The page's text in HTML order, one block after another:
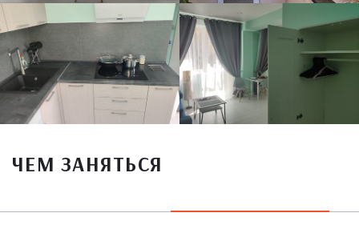
ЧЕМ ЗАНЯТЬСЯ